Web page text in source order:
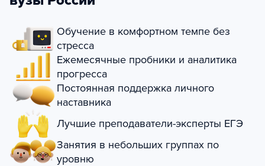
Обучение в комфортном темпе без
стресса
Ежемесячные пробники и аналитика
прогресса
Постоянная поддержка личного
наставника
Лучшие преподаватели-эксперты ЕГЭ
Занятия в небольших группах по
уровню